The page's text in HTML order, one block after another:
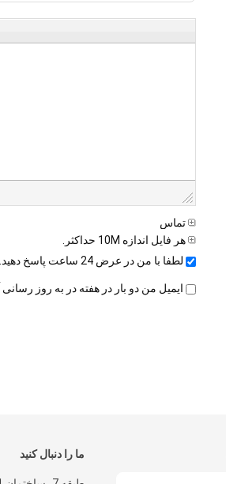
تماس
هر فایل اندازه 10M حداکثر.
لطفا با من در عرض 24 ساعت پاسخ دهید.
ایمیل من دو بار در هفته در به روز
ما را دنبال کنید